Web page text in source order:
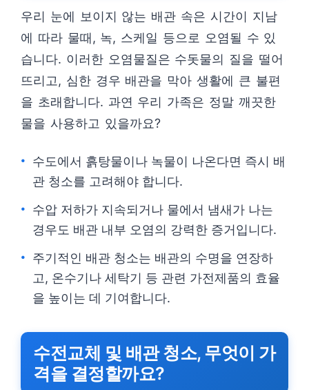
우리 눈에 보이지 않는 배관 속은 시간이 지남
에 따라 물때, 녹, 스케일 등으로 오염될 수 있
습니다. 이러한 오염물질은 수돗물의 질을 떨어
뜨리고, 심한 경우 배관을 막아 생활에 큰 불편
을 초래합니다. 과연 우리 가족은 정말 깨끗한
물을 사용하고 있을까요?
수도에서 흙탕물이나 녹물이 나온다면 즉시 배
관 청소를 고려해야 합니다.
수압 저하가 지속되거나 물에서 냄새가 나는
경우도 배관 내부 오염의 강력한 증거입니다.
주기적인 배관 청소는 배관의 수명을 연장하
고, 온수기나 세탁기 등 관련 가전제품의 효율
을 높이는 데 기여합니다.
수전교체 및 배관 청소, 무엇이 가
격을 결정할까요?